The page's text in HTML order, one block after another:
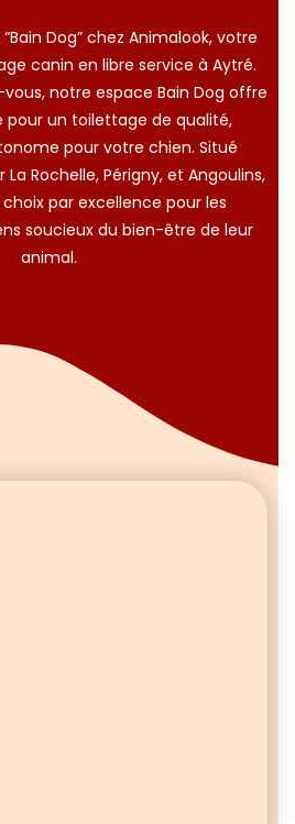
Dog” chez Animalook, votre
canin en libre service à Aytré.
notre espace Bain Dog offre
pour un toilettage de qualité,
pour votre chien. Situé
Rochelle, Périgny, et Angoulins,
par excellence pour les
soucieux du bien-être de leur
animal.